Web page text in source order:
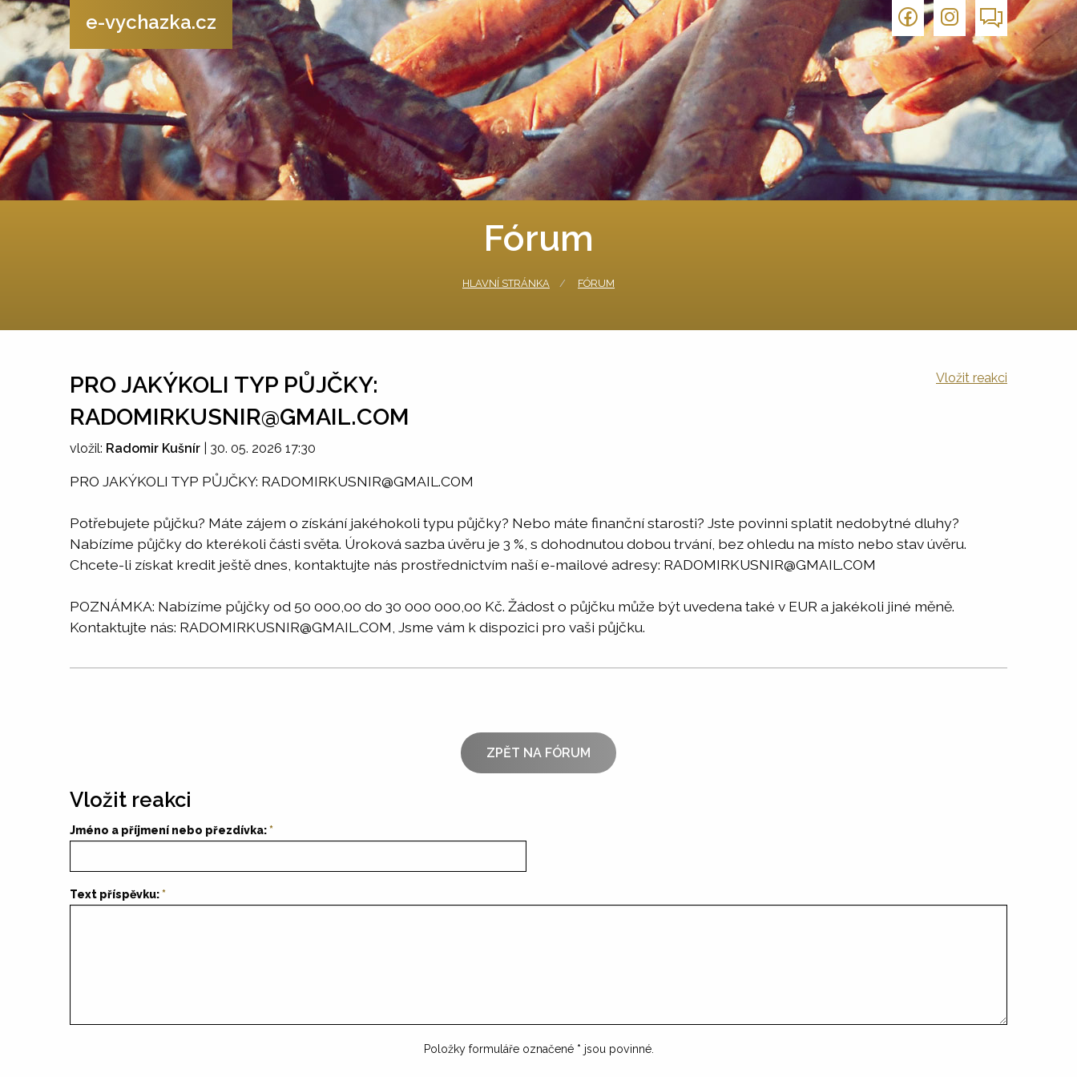
e-vychazka.cz
Fórum
HLAVNÍ STRÁNKA FÓRUM
PRO JAKÝKOLI TYP PŮJČKY:
RADOMIRKUSNIR@GMAIL.COM
Vložit reakci
vložil: Radomir Kušnír 30. 05. 2026 17:30
PRO JAKÝKOLI TYP PŮJČKY: RADOMIRKUSNIR@GMAIL.COM
Potřebujete půjčku? Máte zájem o získání jakéhokoli typu půjčky? Nebo máte finanční starosti? Jste povinni splatit nedobytné dluhy?
Nabízíme půjčky do kterékoli části světa. Úroková sazba úvěru je 3 %, s dohodnutou dobou trvání, bez ohledu na místo nebo stav úvěru.
Chcete-li získat kredit ještě dnes, kontaktujte nás prostřednictvím naší e-mailové adresy: RADOMIRKUSNIR@GMAIL.COM
POZNÁMKA: Nabízíme půjčky od 50 000,00 do 30 000 000,00 Kč. Žádost o půjčku může být uvedena také v EUR a jakékoli jiné měně.
Kontaktujte nás: RADOMIRKUSNIR@GMAIL.COM, Jsme vám k dispozici pro vaši půjčku.
ZPĚT NA FÓRUM
Vložit reakci
Jméno a příjmení nebo přezdívka:
Text příspěvku:
Položky formuláře označené * jsou povinné.